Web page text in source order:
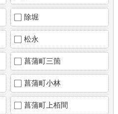
除堀
松永
菖蒲町三箇
菖蒲町小林
菖蒲町上栢間